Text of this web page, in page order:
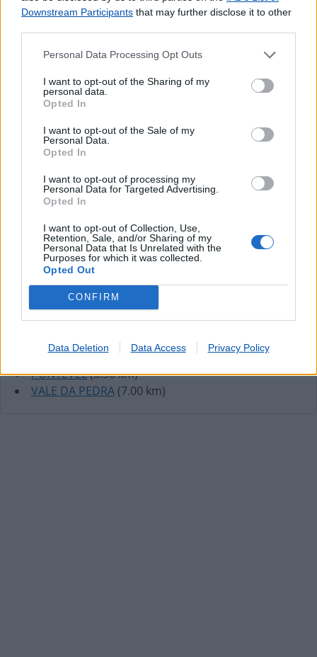
Downstream Participants that may further disclose it to other
Personal Data Processing Opt Outs
I want to opt-out of the Sharing of my
personal data.
Opted In
I want to opt-out of the Sale of my
Personal Data.
Opted In
I want to opt-out of processing my
Personal Data for Targeted Advertising.
Opted In
I want to opt-out of Collection, Use,
Retention, Sale, and/or Sharing of my
Personal Data that Is Unrelated with the
Purposes for which it was collected.
Opted Out
CONFIRM
Data Deletion Data Access Privacy Policy
Lojas mais próximas
VALE DO PARAISO(1.93 km)
AVEIRAS DE CIMA
AZAMBUJA(4.75 km)
PONTÉVEL(5.36 km)
VALE DA PEDRA (7.00 km)